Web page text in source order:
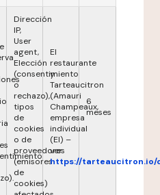
Dirección
IP,
User
agent,
Elección
(consentimiento
o
rechazo),
tipos
de
cookies
o de
proveedores
(emisores
de
cookies)
El
restaurante
y
Tarteaucitron
(Amauri
Champeaux,
empresa
individual
(EI) –
ver
https://tarteaucitron.io/
6
meses